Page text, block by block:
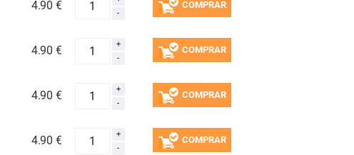
4.90 € COMPRAR
4.90 € COMPRAR
4.90 € COMPRAR
4.90 € COMPRAR